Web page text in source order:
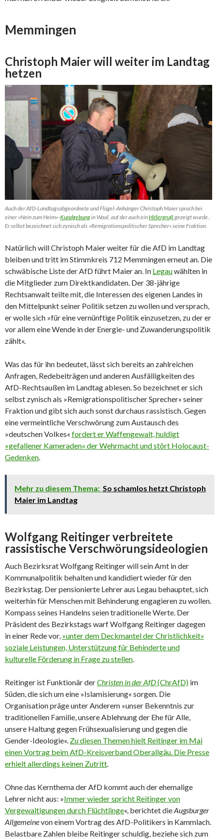
Memmingen
Christoph Maier will weiter im Landtag
hetzen
Auch der AfD-Landtagsabgeordnete und Flügel-Anhänger Christoph Maier sprach bei
einer »Nein zum Heim«-Kundgebungin Waal, auf der auch einHitlergrußgezeigt wurde..
Er selbst bezeichnet sich zynisch als »Remigrationspolitischer Sprecher« seine Fraktion.
Natürlich will Christoph Maier weiter für die AfD im Landtag
bleiben und tritt im Stimmkreis 712 Memmingen erneut an. Die
schwäbische Liste der AfD führt Maier an. In Legauwählten in
die Mitglieder zum Direktkandidaten. Der 38-jährige
Rechtsanwalt teilte mit, die Interessen des eigenen Landes in
den Mittelpunkt seiner Politik setzen zu wollen und versprach,
er wolle sich »für eine vernünftige Politik einzusetzen, zu der er
vor allem eine Wende in der Energie- und Zuwanderungspolitik
zählt«.
Was das für ihn bedeutet, lässt sich bereits an zahlreichen
Anfragen, Redebeiträgen und anderen Ausfälligkeiten des
AfD-Rechtsaußen im Landtag ablesen. So bezeichnet er sich
selbst zynisch als »Remigrationspolitischer Sprecher« seiner
Fraktion und gibt sich auch sonst durchaus rassistisch. Gegen
eine vermeintliche Verschwörung zum Austausch des
»deutschen Volkes« fordert er Waffengewalt, huldigt
»gefallener Kameraden« der Wehrmacht und stört Holocaust-
Gedenken.
Mehr zu diesem Thema: So schamlos hetzt Christoph
Maier im Landtag
Wolfgang Reitinger verbreitete
rassistische Verschwörungsideologien
Auch Bezirksrat Wolfgang Reitinger will sein Amt in der
Kommunalpolitik behalten und kandidiert wieder für den
Bezirkstag. Der pensionierte Lehrer aus Legau behauptet, sich
weiterhin für Menschen mit Behinderung engagieren zu wollen.
Kompass seines Handelns seien traditionelle Werte. Der
Präsident des Bezirkstags warf Wolfgang Reitinger dagegen
in einer Rede vor, »unter dem Deckmantel der Christlichkeit«
soziale Leistungen, Unterstützung für Behinderte und
kulturelle Förderung in Frage zu stellen.
Reitinger ist Funktionär derChristen in der AfD(ChrAfD) im
Süden, die sich um eine »Islamisierung« sorgen. Die
Organisation präge unter Anderem »unser Bekenntnis zur
traditionellen Familie, unsere Ablehnung der Ehe für Alle,
unsere Haltung gegen Frühsexualisierung und gegen die
Gender-Ideologie«. Zu diesen Themen hielt Reitinger im Mai
einen Vortrag beim AfD-Kreisverband Oberallgäu. Die Presse
erhielt allerdings keinen Zutritt.
Ohne das Kernthema der AfD kommt auch der ehemalige
Lehrer nicht aus: »Immer wieder spricht Reitinger von
Vergewaltigungen durch Flüchtlinge«, berichtet dieAugsburger
Allgemeinevon einem Vortrag des AfD-Politikers in Kammlach.
Belastbare Zahlen bleibe Reitinger schuldig, beziehe sich zum